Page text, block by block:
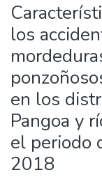
Estadísticas
Enlaces de
los
en los
Pangoa y
el periodo
2018